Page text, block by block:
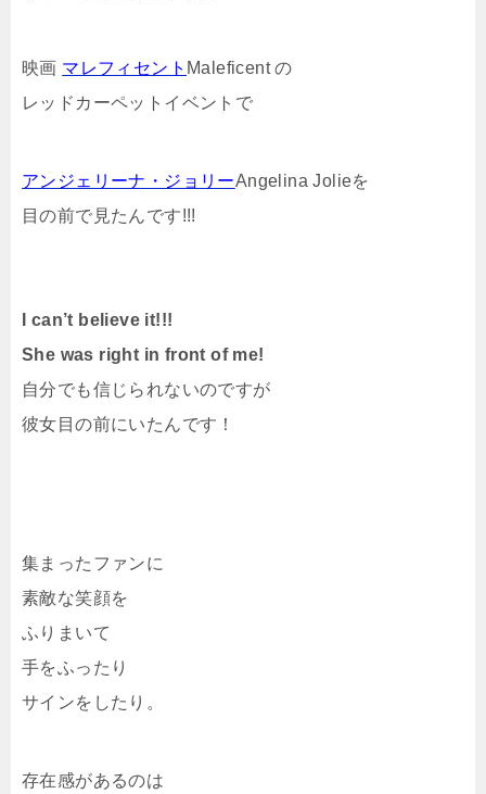
映画 マレフィセント Maleficent の
レッドカーペットイベントで
アンジェリーナ・ジョリーAngelina Jolieを
目の前で見たんです!!!
I can’t believe it!!!
She was right in front of me!
自分でも信じられないのですが
彼女目の前にいたんです！
集まったファンに
素敵な笑顔を
ふりまいて
手をふったり
サインをしたり。
存在感があるのは